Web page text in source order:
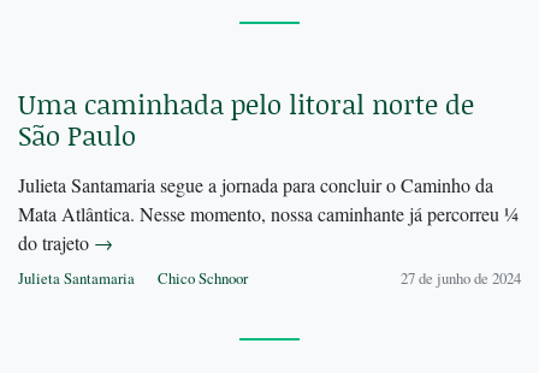
Uma caminhada pelo litoral norte de
São Paulo
Julieta Santamaria segue a jornada para concluir o Caminho da
Mata Atlântica. Nesse momento, nossa caminhante já percorreu ¼
do trajeto →
Julieta Santamaria Chico Schnoor 27 de junho de 2024